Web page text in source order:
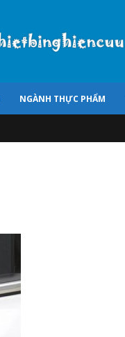
NGÀNH THỰC PHẨM